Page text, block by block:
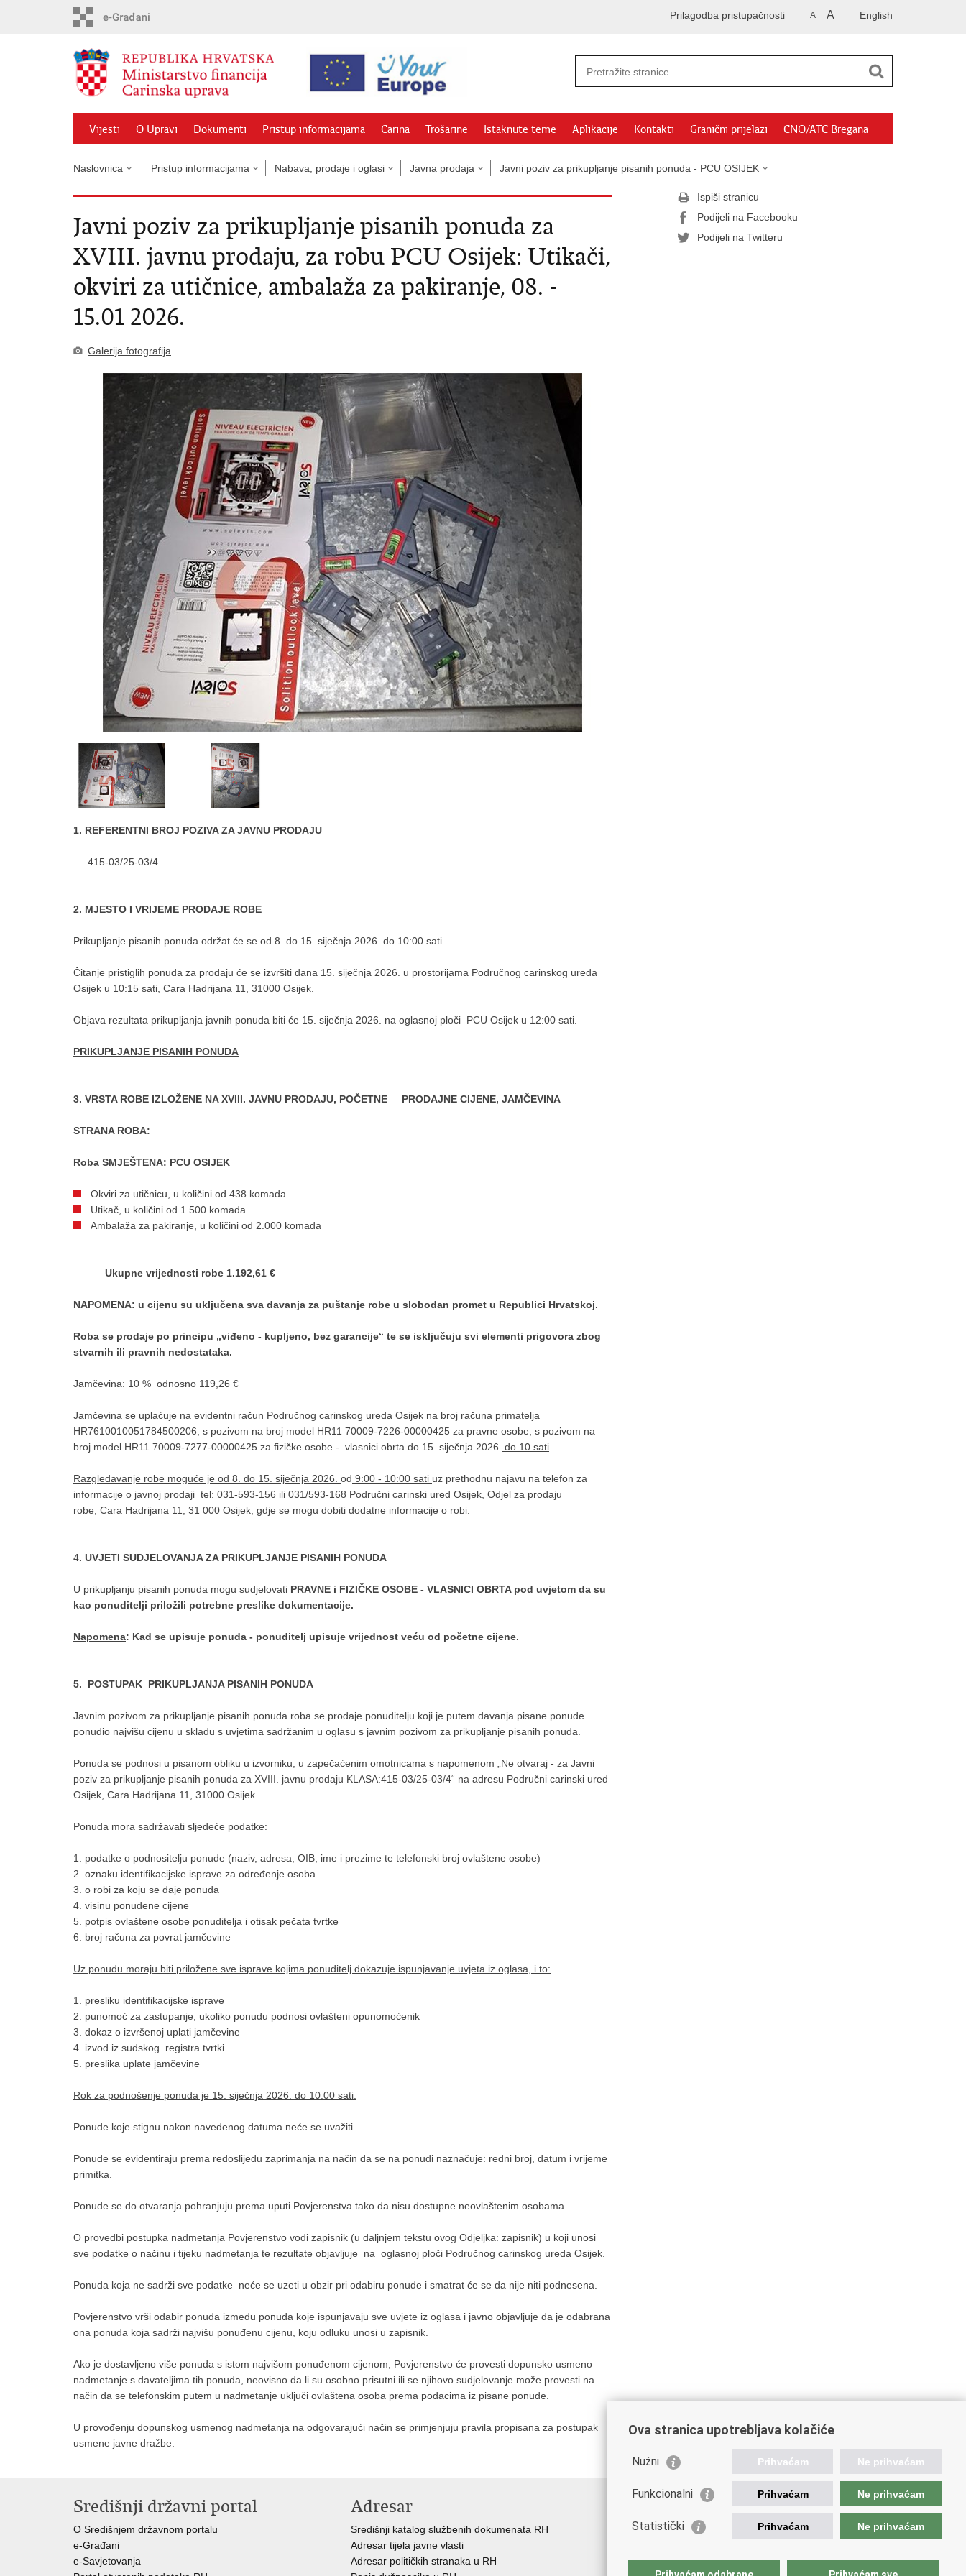
English
A A
Prilagodba pristupačnosti
Vijesti O Upravi Dokumenti Pristup informacijama Carina Trošarine Istaknute teme Aplikacije Kontakti Granični prijelazi CNO/ATC Bregana
Naslovnica Pristup informacijama Nabava, prodaje i oglasi Javna prodaja Javni poziv za prikupljanje pisanih ponuda - PCU OSIJEK
Javni poziv za prikupljanje pisanih ponuda za
XVIII. javnu prodaju, za robu PCU Osijek: Utikači,
okviri za utičnice, ambalaža za pakiranje, 08. -
15.01 2026.
Galerija fotografija
1. REFERENTNI BROJ POZIVA ZA JAVNU PRODAJU
415-03/25-03/4
2. MJESTO I VRIJEME PRODAJE ROBE
Prikupljanje pisanih ponuda održat će se od 8. do 15. siječnja 2026. do 10:00 sati.
Čitanje pristiglih ponuda za prodaju će se izvršiti dana 15. siječnja 2026. u prostorijama Područnog carinskog ureda
Osijek u 10:15 sati, Cara Hadrijana 11, 31000 Osijek.
Objava rezultata prikupljanja javnih ponuda biti će 15. siječnja 2026. na oglasnoj ploči PCU Osijek u 12:00 sati.
PRIKUPLJANJE PISANIH PONUDA
3. VRSTA ROBE IZLOŽENE NA XVIII. JAVNU PRODAJU, POČETNE PRODAJNE CIJENE, JAMČEVINA
STRANA ROBA:
Roba SMJEŠTENA: PCU OSIJEK
Okviri za utičnicu, u količini od 438 komada
Utikač, u količini od 1.500 komada
Ambalaža za pakiranje, u količini od 2.000 komada
Ukupne vrijednosti robe 1.192,61 €
NAPOMENA: u cijenu su uključena sva davanja za puštanje robe u slobodan promet u Republici Hrvatskoj.
Roba se prodaje po principu „viđeno - kupljeno, bez garancije“ te se isključuju svi elementi prigovora zbog
stvarnih ili pravnih nedostataka.
Jamčevina: 10 % odnosno 119,26 €
Jamčevina se uplaćuje na evidentni račun Područnog carinskog ureda Osijek na broj računa primatelja
HR7610010051784500206, s pozivom na broj model HR11 70009-7226-00000425 za pravne osobe, s pozivom na
broj model HR11 70009-7277-00000425 za fizičke osobe - vlasnici obrta do 15. siječnja 2026. do 10 sati
Razgledavanje robe moguće je od 8. do 15. siječnja 2026. od 9:00 - 10:00 sati uz prethodnu najavu na telefon za
informacije o javnoj prodaji tel: 031-593-156 ili 031/593-168 Područni carinski ured Osijek, Odjel za prodaju
robe, Cara Hadrijana 11, 31 000 Osijek, gdje se mogu dobiti dodatne informacije o robi.
4. UVJETI SUDJELOVANJA ZA PRIKUPLJANJE PISANIH PONUDA
U prikupljanju pisanih ponuda mogu sudjelovati PRAVNE i FIZIČKE OSOBE - VLASNICI OBRTA pod uvjetom da su
kao ponuditelji priložili potrebne preslike dokumentacije.
Napomena: Kad se upisuje ponuda - ponuditelj upisuje vrijednost veću od početne cijene.
5. POSTUPAK PRIKUPLJANJA PISANIH PONUDA
Javnim pozivom za prikupljanje pisanih ponuda roba se prodaje ponuditelju koji je putem davanja pisane ponude
ponudio najvišu cijenu u skladu s uvjetima sadržanim u oglasu s javnim pozivom za prikupljanje pisanih ponuda.
Ponuda se podnosi u pisanom obliku u izvorniku, u zapečaćenim omotnicama s napomenom „Ne otvaraj - za Javni
poziv za prikupljanje pisanih ponuda za XVIII. javnu prodaju KLASA:415-03/25-03/4“ na adresu Područni carinski ured
Osijek, Cara Hadrijana 11, 31000 Osijek.
Ponuda mora sadržavati sljedeće podatke:
1. podatke o podnositelju ponude (naziv, adresa, OIB, ime i prezime te telefonski broj ovlaštene osobe)
2. oznaku identifikacijske isprave za određenje osoba
3. o robi za koju se daje ponuda
4. visinu ponuđene cijene
5. potpis ovlaštene osobe ponuditelja i otisak pečata tvrtke
6. broj računa za povrat jamčevine
Uz ponudu moraju biti priložene sve isprave kojima ponuditelj dokazuje ispunjavanje uvjeta iz oglasa, i to:
1. presliku identifikacijske isprave
2. punomoć za zastupanje, ukoliko ponudu podnosi ovlašteni opunomoćenik
3. dokaz o izvršenoj uplati jamčevine
4. izvod iz sudskog registra tvrtki
5. preslika uplate jamčevine
Rok za podnošenje ponuda je 15. siječnja 2026. do 10:00 sati.
Ponude koje stignu nakon navedenog datuma neće se uvažiti.
Ponude se evidentiraju prema redoslijedu zaprimanja na način da se na ponudi naznačuje: redni broj, datum i vrijeme
primitka.
Ponude se do otvaranja pohranjuju prema uputi Povjerenstva tako da nisu dostupne neovlaštenim osobama.
O provedbi postupka nadmetanja Povjerenstvo vodi zapisnik (u daljnjem tekstu ovog Odjeljka: zapisnik) u koji unosi
sve podatke o načinu i tijeku nadmetanja te rezultate objavljuje na oglasnoj ploči Područnog carinskog ureda Osijek.
Ponuda koja ne sadrži sve podatke neće se uzeti u obzir pri odabiru ponude i smatrat će se da nije niti podnesena.
Povjerenstvo vrši odabir ponuda između ponuda koje ispunjavaju sve uvjete iz oglasa i javno objavljuje da je odabrana
ona ponuda koja sadrži najvišu ponuđenu cijenu, koju odluku unosi u zapisnik.
Ako je dostavljeno više ponuda s istom najvišom ponuđenom cijenom, Povjerenstvo će provesti dopunsko usmeno
nadmetanje s davateljima tih ponuda, neovisno da li su osobno prisutni ili se njihovo sudjelovanje može provesti na
način da se telefonskim putem u nadmetanje uključi ovlaštena osoba prema podacima iz pisane ponude.
U provođenju dopunskog usmenog nadmetanja na odgovarajući način se primjenjuju pravila propisana za postupak
usmene javne dražbe.
Ispiši stranicu
Podijeli na Facebooku
Podijeli na Twitteru
Središnji državni portal
O Središnjem državnom portalu
e-Građani
e-Savjetovanja
Adresar
Središnji katalog službenih dokumenata RH
Adresar tijela javne vlasti
Adresar političkih stranaka u RH
Važne poveznice
Vlada Republike Hrvatske
Europska komisija
Ova stranica upotrebljava kolačiće
Nužni Prihvaćam Ne prihvaćam
Funkcionalni Prihvaćam Ne prihvaćam
Statistički Prihvaćam Ne prihvaćam